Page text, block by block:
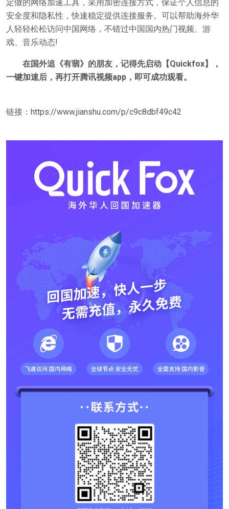
定做的网络加速工具，采用加密连接方式，保证个人信息的
安全度和隐私性，快速稳定提供连接服务。可以帮助海外华
人轻轻松松访问中国网络，不错过中国国内热门视频、游
戏、音乐动态!
在国外追《有翡》的朋友，记得先启动【Quickfox】，
一键加速后，再打开腾讯视频app，即可成功观看。
链接：https://www.jianshu.com/p/c9c8dbf49c42